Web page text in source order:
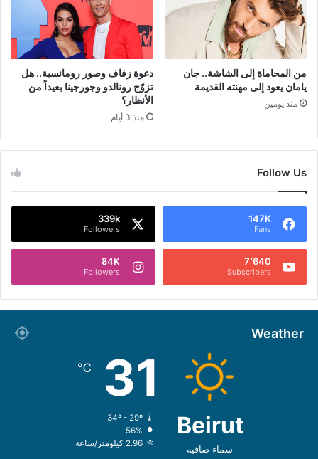
من المحاماة إلى الشاشة.. جان
يامان يعود إلى مهنته القديمة
منذ يومين
دعوة زفاف وصور رومانسية.. هل
تزوّج رونالدو وجورجينا بعيداً من
الأنظار؟
منذ 3 أيام
Follow Us
147K
Fans
339k
Followers
7٬640
Subscribers
84K
Followers
Weather
Beirut
سماء صافية
31
℃
34º - 29º
56%
2.96 كيلومتر/ساعة